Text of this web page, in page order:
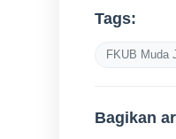
Tags:
FKUB Muda
Bagikan